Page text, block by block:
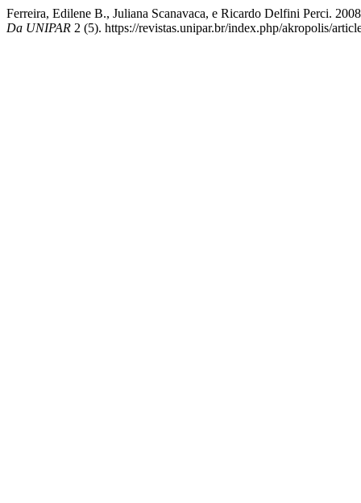
Ferreira, Edilene B., Juliana Scanavaca, e Ricardo Delfini Perci.
Da UNIPAR 2 (5). https://revistas.unipar.br/index.php/akropolis/